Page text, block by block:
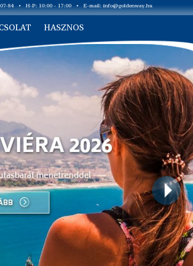
84 • H-P: 10:00 - 17:00 • E-mail: info@goldenway.hu
HASZNOS